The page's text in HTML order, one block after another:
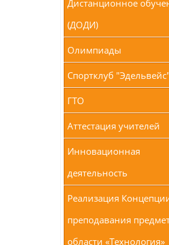
Дистанционное
(ДОДИ)
Олимпиады
Спортклуб "Эдельвейс"
ГТО
Аттестация учителей
Инновационная
деятельность
Реализация
преподавания
области «Технология»